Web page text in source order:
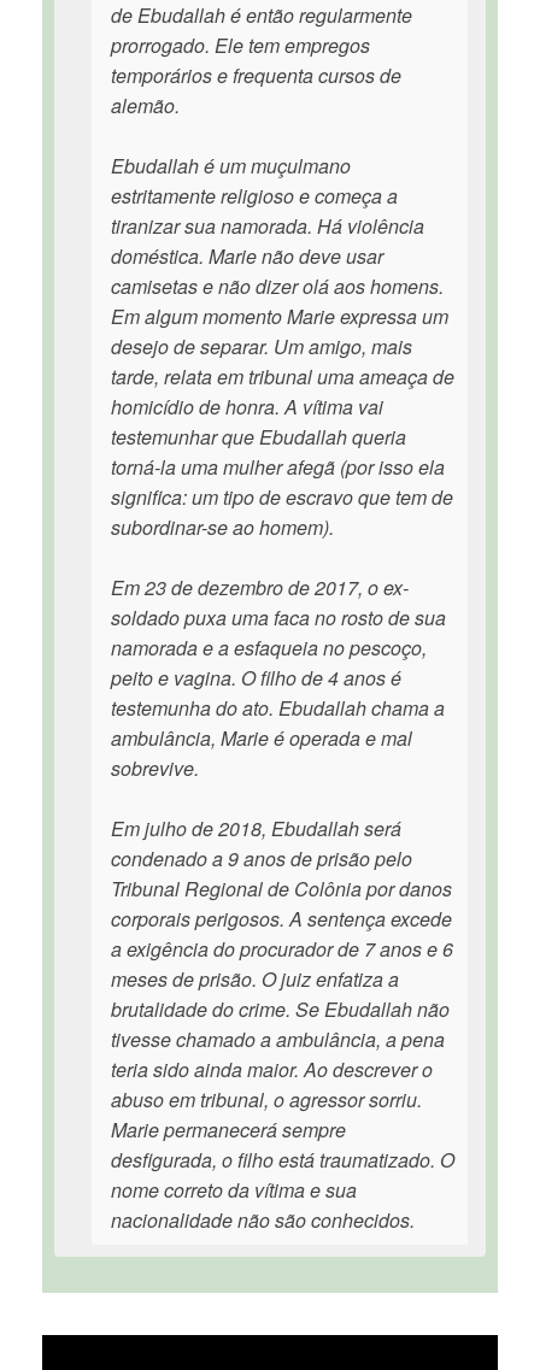
de Ebudallah é então regularmente
prorrogado. Ele tem empregos
temporários e frequenta cursos de
alemão.
Ebudallah é um muçulmano
estritamente religioso e começa a
tiranizar sua namorada. Há violência
doméstica. Marie não deve usar
camisetas e não dizer olá aos homens.
Em algum momento Marie expressa um
desejo de separar. Um amigo, mais
tarde, relata em tribunal uma ameaça de
homicídio de honra. A vítima vai
testemunhar que Ebudallah queria
torná-la uma mulher afegã (por isso ela
significa: um tipo de escravo que tem de
subordinar-se ao homem).
Em 23 de dezembro de 2017, o ex-
soldado puxa uma faca no rosto de sua
namorada e a esfaqueia no pescoço,
peito e vagina. O filho de 4 anos é
testemunha do ato. Ebudallah chama a
ambulância, Marie é operada e mal
sobrevive.
Em julho de 2018, Ebudallah será
condenado a 9 anos de prisão pelo
Tribunal Regional de Colônia por danos
corporais perigosos. A sentença excede
a exigência do procurador de 7 anos e 6
meses de prisão. O juiz enfatiza a
brutalidade do crime. Se Ebudallah não
tivesse chamado a ambulância, a pena
teria sido ainda maior. Ao descrever o
abuso em tribunal, o agressor sorriu.
Marie permanecerá sempre
desfigurada, o filho está traumatizado. O
nome correto da vítima e sua
nacionalidade não são conhecidos.